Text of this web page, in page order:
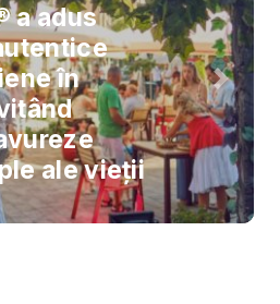
a adus
în
ale vieții